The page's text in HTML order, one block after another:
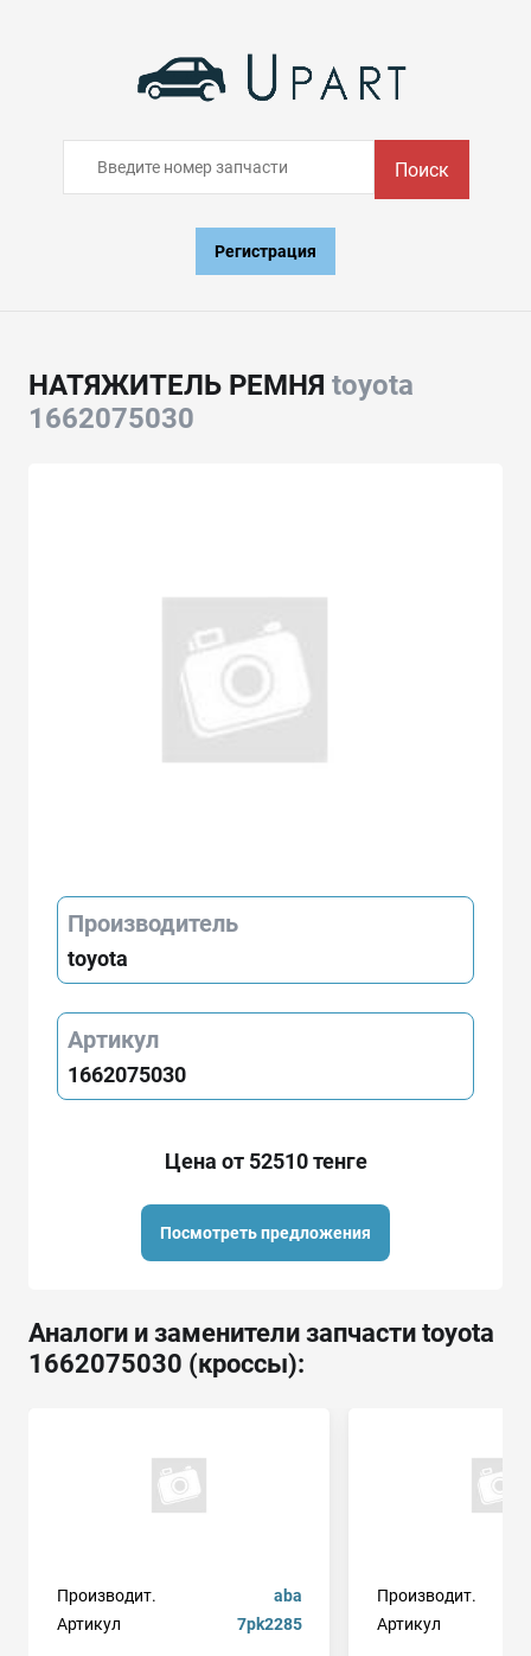
Поиск
Регистрация
НАТЯЖИТЕЛЬ РЕМНЯ toyota
1662075030
Производитель
toyota
Артикул
1662075030
Цена от 52510 тенге
Посмотреть предложения
Аналоги и заменители запчасти toyota
1662075030 (кроссы):
Производит.
aba
Артикул
7pk2285
Производит.
Артикул